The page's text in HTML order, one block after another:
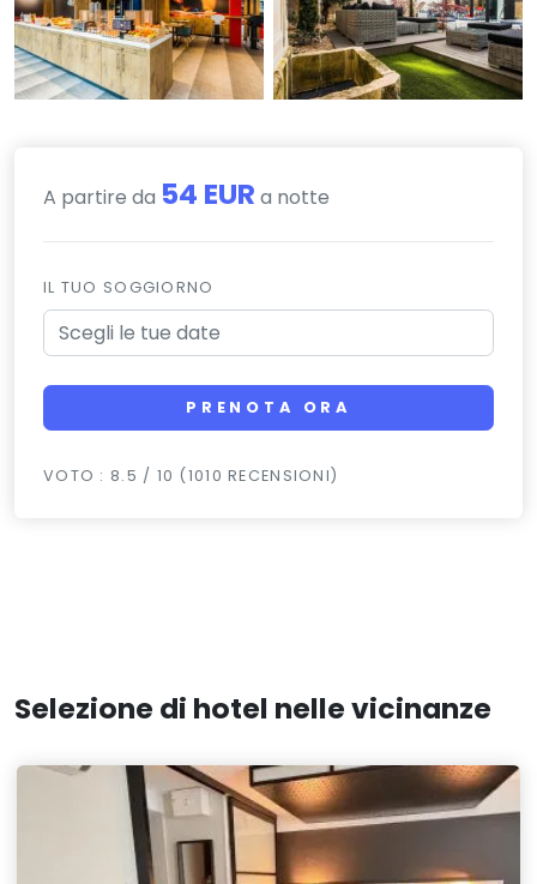
A partire da 54 EUR a notte
IL TUO SOGGIORNO
PRENOTA ORA
VOTO : 8.5 / 10 (1010 RECENSIONI)
Selezione di hotel nelle vicinanze